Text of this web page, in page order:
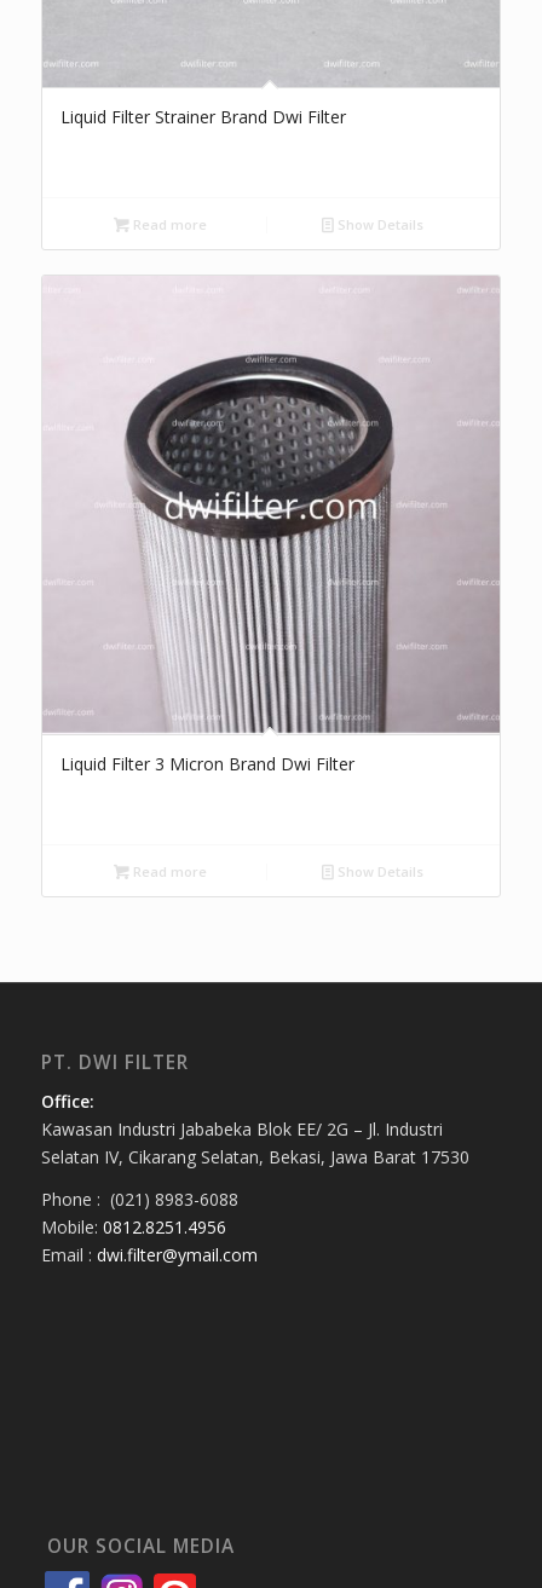
Liquid Filter Strainer Brand Dwi Filter
Read more Show Details
Liquid Filter 3 Micron Brand Dwi Filter
Read more Show Details
PT. DWI FILTER
Office:
Kawasan Industri Jababeka Blok EE/ 2G – Jl. Industri
Selatan IV, Cikarang Selatan, Bekasi, Jawa Barat 17530
Phone : (021) 8983-6088
Mobile: 0812.8251.4956
Email : dwi.filter@ymail.com
OUR SOCIAL MEDIA